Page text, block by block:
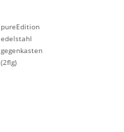
pureEdition
edelstahl
gegenkasten
(2flg)